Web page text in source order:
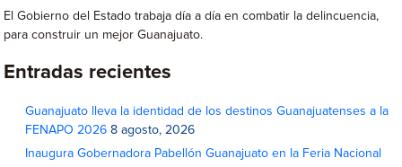
El Gobierno del Estado trabaja día a día en combatir la delincuencia,
para construir un mejor Guanajuato.
Entradas recientes
Guanajuato lleva la identidad de los destinos Guanajuatenses a la
FENAPO 2026 8 agosto, 2026
Inaugura Gobernadora Pabellón Guanajuato en la Feria Nacional